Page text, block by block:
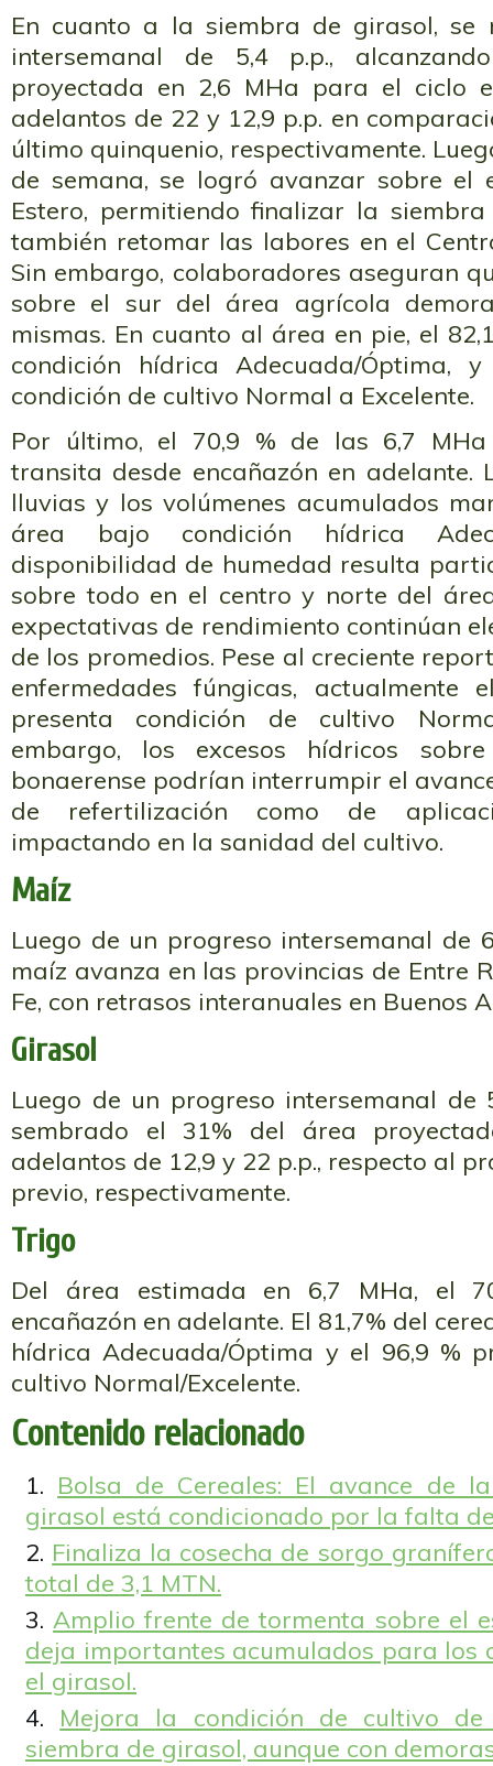
En cuanto a la siembra de girasol, se
intersemanal de 5,4 p.p.,
proyectada en 2,6 MHa para el ciclo
adelantos de 22 y 12,9 p.p. en
último quinquenio, respectivamente.
de semana, se logró avanzar sobre el
Estero, permitiendo finalizar la
también retomar las labores en el
Sin embargo, colaboradores aseguran
sobre el sur del área agrícola
mismas. En cuanto al área en pie, el
condición hídrica Adecuada/Óptima,
condición de cultivo Normal a Excelente.
Por último, el 70,9 % de las 6,7
transita desde encañazón en adelante.
lluvias y los volúmenes acumulados
área bajo condición hídrica
disponibilidad de humedad resulta
sobre todo en el centro y norte del
expectativas de rendimiento continúan
de los promedios. Pese al creciente
enfermedades fúngicas, actualmente
presenta condición de cultivo
embargo, los excesos hídricos
bonaerense podrían interrumpir el
de refertilización como de
impactando en la sanidad del cultivo.
Maíz
Luego de un progreso intersemanal de
maíz avanza en las provincias de Entre
Fe, con retrasos interanuales en Buenos
Girasol
Luego de un progreso intersemanal de
sembrado el 31% del área
adelantos de 12,9 y 22 p.p., respecto al
previo, respectivamente.
Trigo
Del área estimada en 6,7 MHa, el
encañazón en adelante. El 81,7% del
hídrica Adecuada/Óptima y el 96,9 %
cultivo Normal/Excelente.
Contenido relacionado
Bolsa de Cereales: El avance de
girasol está condicionado por la falta
Finaliza la cosecha de sorgo
total de 3,1 MTN.
Amplio frente de tormenta sobre el
deja importantes acumulados para los
el girasol.
Mejora la condición de cultivo
siembra de girasol, aunque con